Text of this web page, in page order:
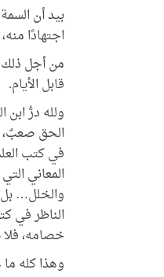
بيد أن
اجتهادًا
من أجل ذلك
قابل الأيام.
ولله درُّ
الحق صعبٌ،
في كتب
المعاني
والخلل…
الناظر في
خصامه،
وهذا كله